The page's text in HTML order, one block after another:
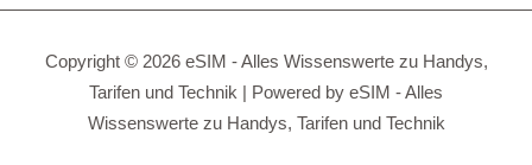
Copyright © 2026 eSIM - Alles Wissenswerte zu Handys,
Tarifen und Technik | Powered by eSIM - Alles
Wissenswerte zu Handys, Tarifen und Technik